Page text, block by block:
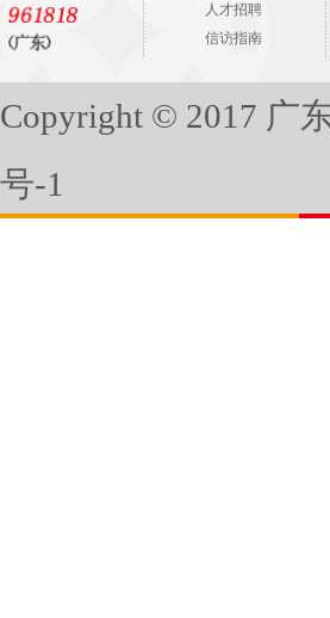
人才招聘
信访指南
Copyright © 2017 广
号-1